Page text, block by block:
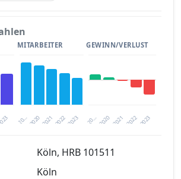
MITARBEITER
20… 2021 2023
2020 2022
GEWINN/VERLUST
20… 2021 2023
2020 2022
nach kostenloser
Köln, HRB 101511
Köln